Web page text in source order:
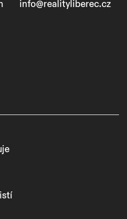
info@realityliberec.cz